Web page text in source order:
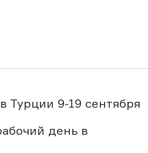
Турции 9-19 сентября
день в